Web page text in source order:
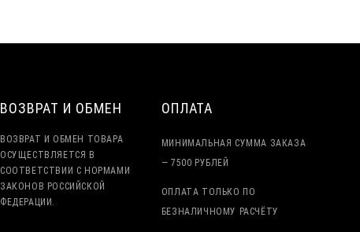
ВОЗВРАТ И ОБМЕН
ВОЗВРАТ И ОБМЕН ТОВАРА
ОСУЩЕСТВЛЯЕТСЯ В
СООТВЕТСТВИИ С НОРМАМИ
ЗАКОНОВ РОССИЙСКОЙ
ФЕДЕРАЦИИ.
ОПЛАТА
МИНИМАЛЬНАЯ СУММА ЗАКАЗА
— 7500 РУБЛЕЙ
ОПЛАТА ТОЛЬКО ПО
БЕЗНАЛИЧНОМУ РАСЧЁТУ